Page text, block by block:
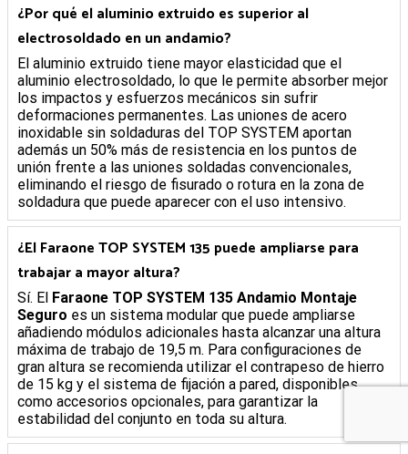
¿Por qué el aluminio extruido es superior al
electrosoldado en un andamio?
El aluminio extruido tiene mayor elasticidad que el
aluminio electrosoldado, lo que le permite absorber mejor
los impactos y esfuerzos mecánicos sin sufrir
deformaciones permanentes. Las uniones de acero
inoxidable sin soldaduras del TOP SYSTEM aportan
además un 50% más de resistencia en los puntos de
unión frente a las uniones soldadas convencionales,
eliminando el riesgo de fisurado o rotura en la zona de
soldadura que puede aparecer con el uso intensivo.
¿El Faraone TOP SYSTEM 135 puede ampliarse para
trabajar a mayor altura?
Sí. El Faraone TOP SYSTEM 135 Andamio Montaje
Seguro es un sistema modular que puede ampliarse
añadiendo módulos adicionales hasta alcanzar una altura
máxima de trabajo de 19,5 m. Para configuraciones de
gran altura se recomienda utilizar el contrapeso de hierro
de 15 kg y el sistema de fijación a pared, disponibles
como accesorios opcionales, para garantizar la
estabilidad del conjunto en toda su altura.